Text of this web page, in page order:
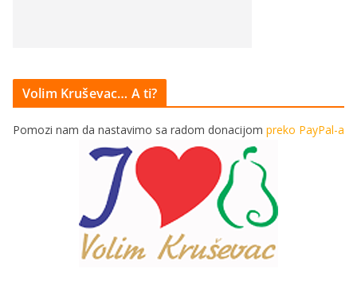
Volim Kruševac… A ti?
Pomozi nam da nastavimo sa radom donacijom preko PayPal-a